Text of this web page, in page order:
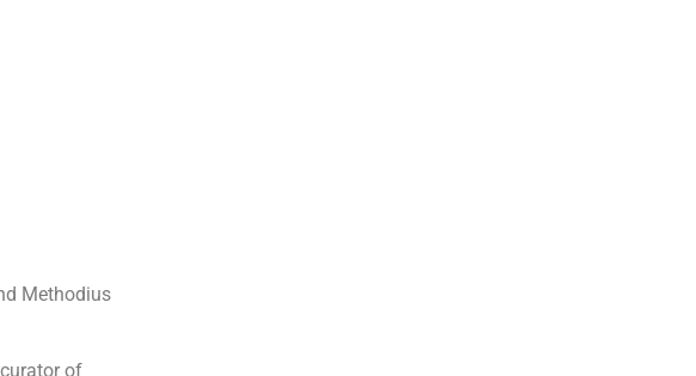
Methodius
of